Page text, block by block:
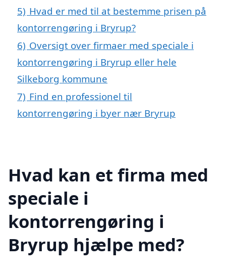
5) Hvad er med til at bestemme prisen på
kontorrengøring i Bryrup?
6) Oversigt over firmaer med speciale i
kontorrengøring i Bryrup eller hele
Silkeborg kommune
7) Find en professionel til
kontorrengøring i byer nær Bryrup
Hvad kan et firma med
speciale i
kontorrengøring i
Bryrup hjælpe med?